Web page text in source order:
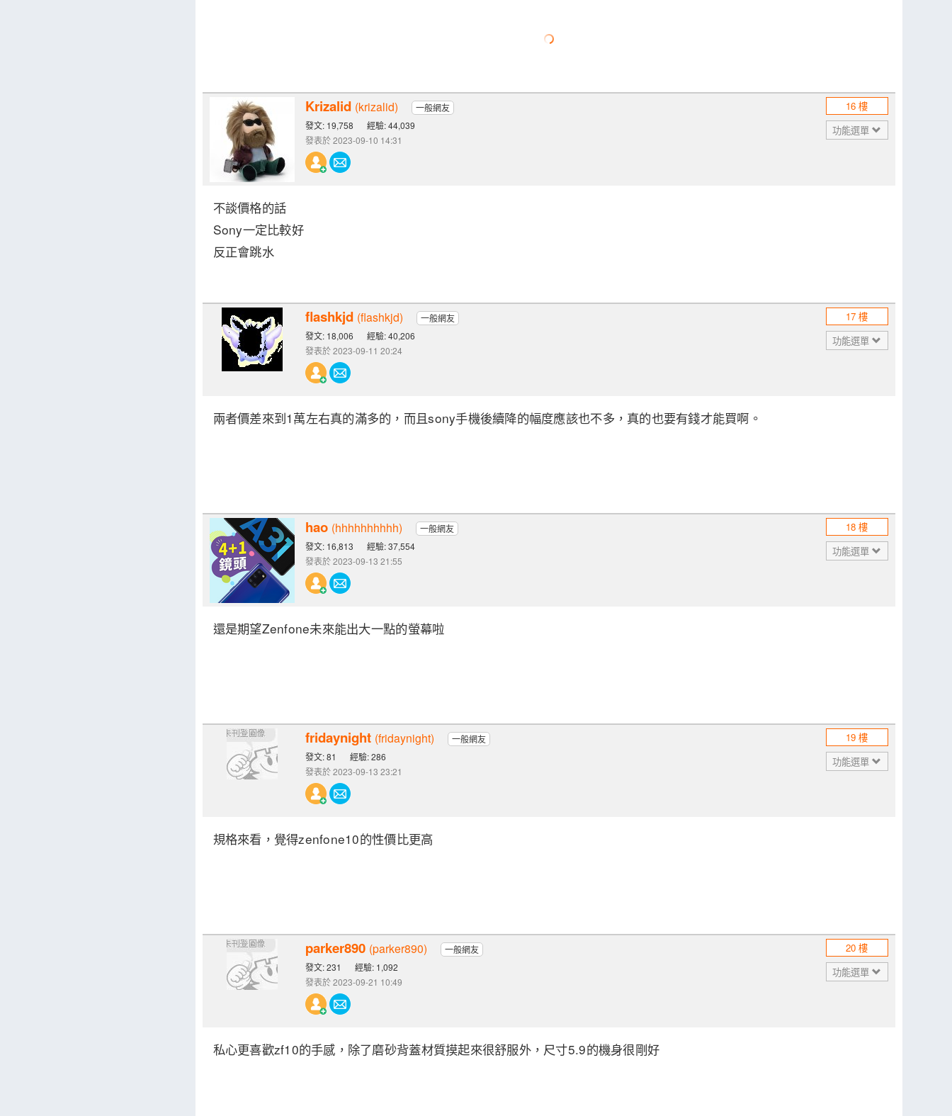
Krizalid (krizalid)
一般網友
發文: 19,758
經驗: 44,039
發表於 2023-09-10 14:31
16 樓
功能選單
不談價格的話
Sony一定比較好
反正會跳水
flashkjd (flashkjd)
一般網友
發文: 18,006
經驗: 40,206
發表於 2023-09-11 20:24
17 樓
功能選單
兩者價差來到1萬左右真的滿多的，而且sony手機後續降的幅度應該也不多，真的也要有錢才能買啊。
hao (hhhhhhhhhh)
一般網友
發文: 16,813
經驗: 37,554
發表於 2023-09-13 21:55
18 樓
功能選單
還是期望Zenfone未來能出大一點的螢幕啦
fridaynight (fridaynight)
一般網友
發文: 81
經驗: 286
發表於 2023-09-13 23:21
19 樓
功能選單
規格來看，覺得zenfone10的性價比更高
parker890 (parker890)
一般網友
發文: 231
經驗: 1,092
發表於 2023-09-21 10:49
20 樓
功能選單
私心更喜歡zf10的手感，除了磨砂背蓋材質摸起來很舒服外，尺寸5.9的機身很剛好